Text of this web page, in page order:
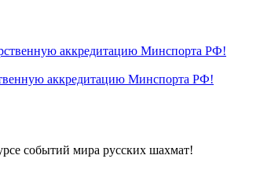
аккредитацию Минспорта РФ!
событий мира русских шахмат!